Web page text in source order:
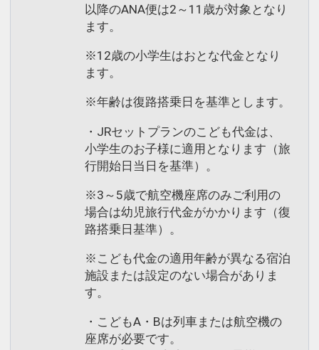
以降のANA便は2～11歳が対象となり
ます。
※12歳の小学生はおとな代金となり
ます。
※年齢は復路搭乗日を基準とします。
・JRセットプランのこども代金は、
小学生のお子様に適用となります（旅
行開始日当日を基準）。
※3～5歳で航空機座席のみご利用の
場合は幼児旅行代金がかかります（復
路搭乗日基準）。
※こども代金の適用年齢が異なる宿泊
施設または設定のない場合がありま
す。
・こどもA・Bは列車または航空機の
座席が必要です。